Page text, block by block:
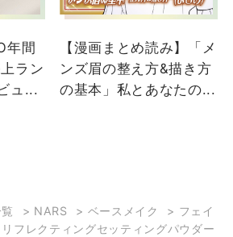
7
ティ
イル
ま
隠す
ご紹介するのは、
色スウォッチです✨ 5
月29日（金）～ご予約中
6月12日（金）～新発売
プシャイン 簡単にツヤと
血色感を与えるアイテム
年間
ラン
ュ...
【漫画まとめ読み】「メ
ンズ眉の整え方&描き方
の基本」私とあなたの...
> NARS > ベースメイク > フェイ
フレクティングセッティングパウダー